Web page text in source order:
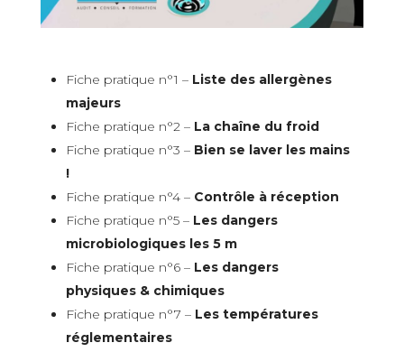
Fiche pratique n°1 – Liste des allergènes
majeurs
Fiche pratique n°2 – La chaîne du froid
Fiche pratique n°3 – Bien se laver les mains
!
Fiche pratique n°4 – Contrôle à réception
Fiche pratique n°5 – Les dangers
microbiologiques les 5 m
Fiche pratique n°6 – Les dangers
physiques & chimiques
Fiche pratique n°7 – Les températures
réglementaires